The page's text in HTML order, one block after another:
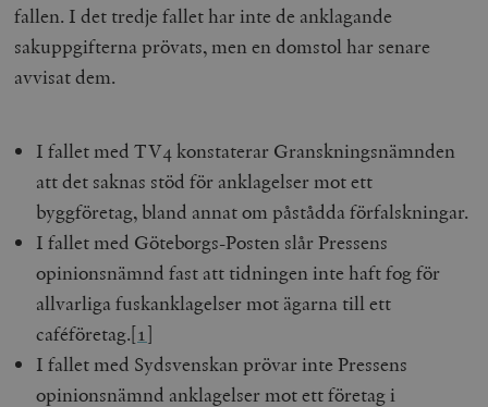
fallen. I det tredje fallet har inte de anklagande
sakuppgifterna prövats, men en domstol har senare
avvisat dem.
I fallet med TV4 konstaterar Granskningsnämnden
att det saknas stöd för anklagelser mot ett
byggföretag, bland annat om påstådda förfalskningar.
I fallet med Göteborgs-Posten slår Pressens
opinionsnämnd fast att tidningen inte haft fog för
allvarliga fuskanklagelser mot ägarna till ett
caféföretag.[1]
I fallet med Sydsvenskan prövar inte Pressens
opinionsnämnd anklagelser mot ett företag i